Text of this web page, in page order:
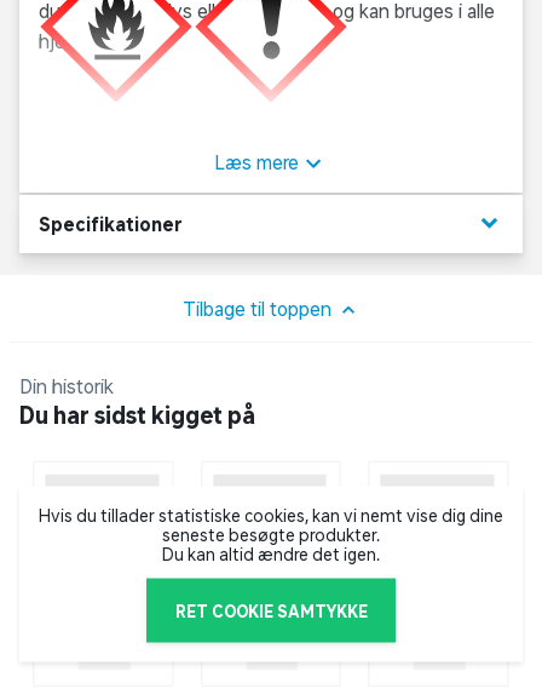
duftpinde, duftlys eller luftfriskere og kan bruges i alle
hjemmets rum.
Kan forårsage allergisk hudreaktion. H319: Forårsager
alvorlig øjenirritation. H412: Skadelig for vandlevende
organismer, med langvarige virkninger.
Læs mere
Specifikationer keyboard_arrow_down
Tilbage til toppen
Din historik
Du har sidst kigget på
Hvis du tillader statistiske cookies, kan vi nemt vise dig dine
seneste besøgte produkter.
Du kan altid ændre det igen.
RET COOKIE SAMTYKKE